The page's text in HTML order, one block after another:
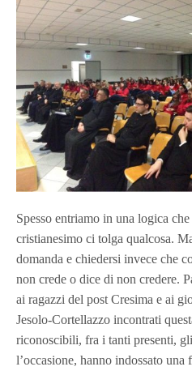
Spesso entriamo in una logica
cristianesimo citolga qualcosa.
domanda e chiedersi inveceche
non crede o dice di non credere.
airagazzi del post Cresima e ai
Jesolo-Cortellazzo incontrati
riconoscibili, fra i tanti presenti,
l’occasione, hanno indossato